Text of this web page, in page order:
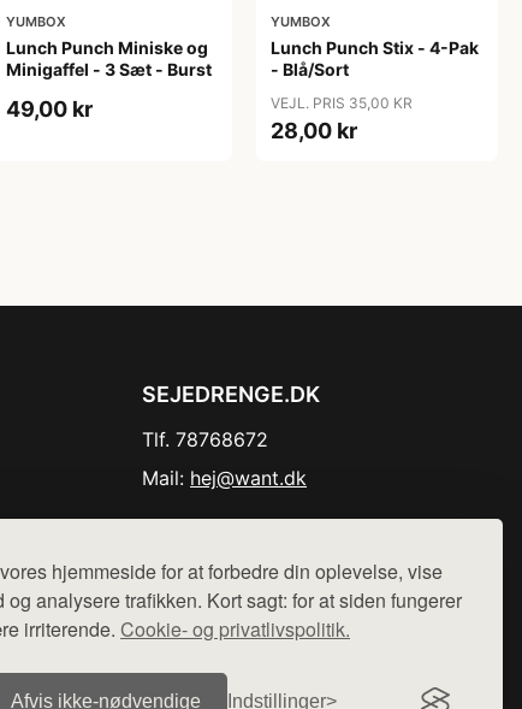
hjemmeside for at forbedre din oplevelse, vise
analysere trafikken. Kort sagt: for at siden fungerer
irriterende. Cookie- og privatlivspolitik.
Afvis ikke‑nødvendige Indstillinger
YUMBOX
Lunch Punch Miniske og
Minigaffel - 3 Sæt - Burst
49,00 kr
YUMBOX
Lunch Punch Stix - 4-Pak
- Blå/Sort
VEJL. PRIS 35,00 KR
28,00 kr
SEJEDRENGE.DK
Tlf. 78768672
Mail: hej@want.dk
ikke varer fra denne side - vi henviser til de shops,